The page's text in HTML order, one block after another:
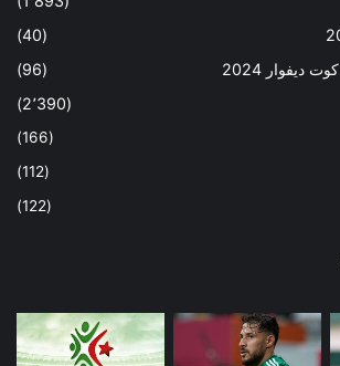
(40)
2024
(96)
(2٬390)
(166)
(112)
(122)